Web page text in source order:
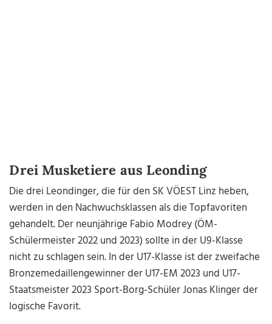
Drei Musketiere aus Leonding
Die drei Leondinger, die für den SK VÖEST Linz heben,
werden in den Nachwuchsklassen als die Topfavoriten
gehandelt. Der neunjährige Fabio Modrey (ÖM-
Schülermeister 2022 und 2023) sollte in der U9-Klasse
nicht zu schlagen sein. In der U17-Klasse ist der zweifache
Bronzemedaillengewinner der U17-EM 2023 und U17-
Staatsmeister 2023 Sport-Borg-Schüler Jonas Klinger der
logische Favorit.